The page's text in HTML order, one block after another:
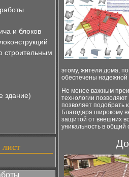
и блоков
строительным
здание)
лист
этому, жители дома,
обеспечены надежной
Не менее важным
технологии
позволяет подобрать
Благодаря широкому
защитой от внешних
уникальность в общий